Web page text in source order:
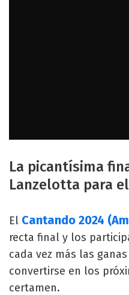
La picantísima
Lanzelotta para
El Cantando 2024
recta final y los
cada vez más las
convertirse en los
certamen.